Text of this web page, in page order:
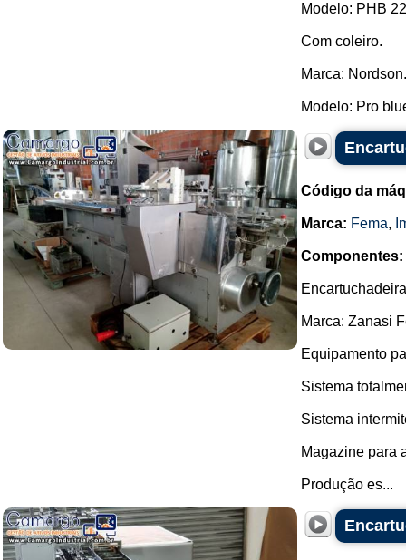
Modelo: PHB
Com coleiro.
Marca: Nordson.
Modelo: Pro
Código da
Marca: Fema,
Componentes:
Marca: Zanasi
Equipamento
Sistema
Sistema
Magazine para
Produção es...